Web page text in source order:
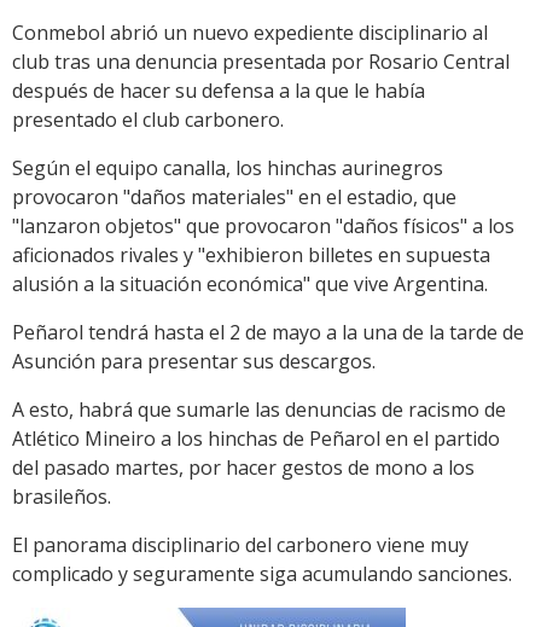
Conmebol abrió un nuevo expediente disciplinario al
club tras una denuncia presentada por Rosario Central
después de hacer su defensa a la que le había
presentado el club carbonero.
Según el equipo canalla, los hinchas aurinegros
provocaron "daños materiales" en el estadio, que
"lanzaron objetos" que provocaron "daños físicos" a los
aficionados rivales y "exhibieron billetes en supuesta
alusión a la situación económica" que vive Argentina.
Peñarol tendrá hasta el 2 de mayo a la una de la tarde de
Asunción para presentar sus descargos.
A esto, habrá que sumarle las denuncias de racismo de
Atlético Mineiro a los hinchas de Peñarol en el partido
del pasado martes, por hacer gestos de mono a los
brasileños.
El panorama disciplinario del carbonero viene muy
complicado y seguramente siga acumulando sanciones.